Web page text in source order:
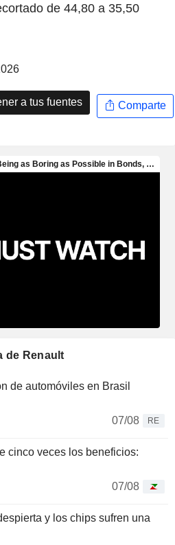
de 44,80 a 35,50
a tus fuentes Comparte
de Renault
de automóviles en Brasil
07/08
RE
cinco veces los beneficios:
07/08
y los chips sufren una